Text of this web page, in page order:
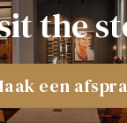
the
een